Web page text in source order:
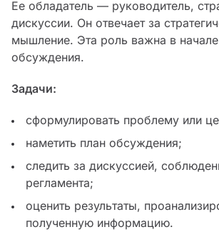
Ее обладатель — руководитель,
дискуссии. Он отвечает за
мышление. Эта роль важна в
обсуждения.
Задачи:
сформулировать проблему или
наметить план обсуждения;
следить за дискуссией,
регламента;
оценить результаты,
полученную информацию.